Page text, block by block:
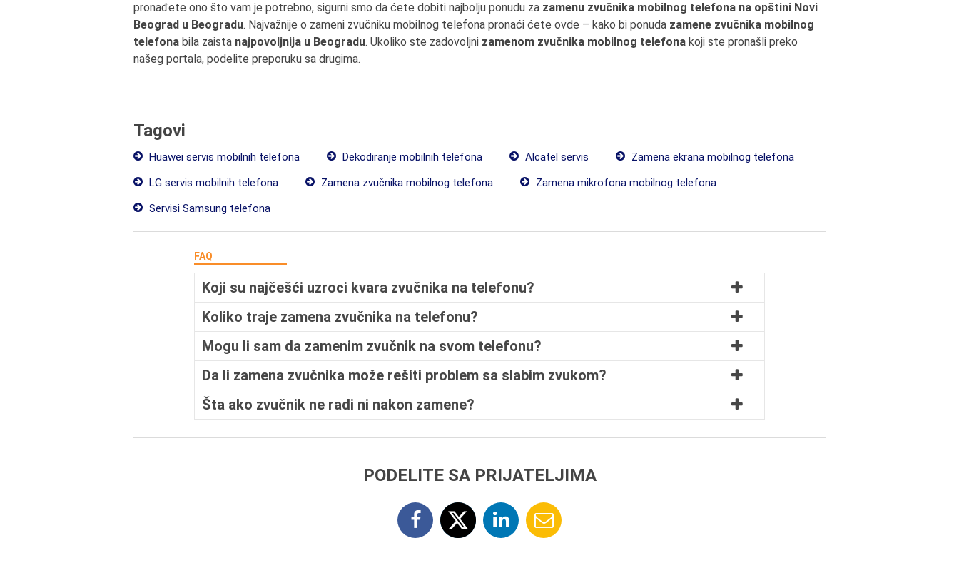
pronađete ono što vam je potrebno, sigurni smo da ćete dobiti najbolju ponudu za zamenu zvučnika mobilnog telefona na opštini Novi
Beograd u Beogradu. Najvažnije o zameni zvučniku mobilnog telefona pronaći ćete ovde – kako bi ponuda zamene zvučnika mobilnog
telefona bila zaista najpovoljnija u Beogradu. Ukoliko ste zadovoljni zamenom zvučnika mobilnog telefona koji ste pronašli preko
našeg portala, podelite preporuku sa drugima.
Tagovi
Huawei servis mobilnih telefona Dekodiranje mobilnih telefona Alcatel servis
Zamena ekrana mobilnog telefona
LG servis mobilnih telefona
Zamena zvučnika mobilnog telefona
Zamena mikrofona mobilnog telefona
Servisi Samsung telefona
FAQ
Koji su najčešći uzroci kvara zvučnika na telefonu?
Koliko traje zamena zvučnika na telefonu?
Mogu li sam da zamenim zvučnik na svom telefonu?
Da li zamena zvučnika može rešiti problem sa slabim zvukom?
Šta ako zvučnik ne radi ni nakon zamene?
PODELITE SA PRIJATELJIMA